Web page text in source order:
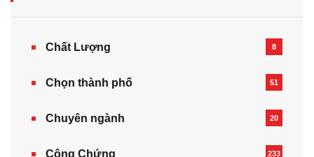
Chất Lượng 8
Chọn thành phố 51
Chuyên ngành 20
Công Chứng 233